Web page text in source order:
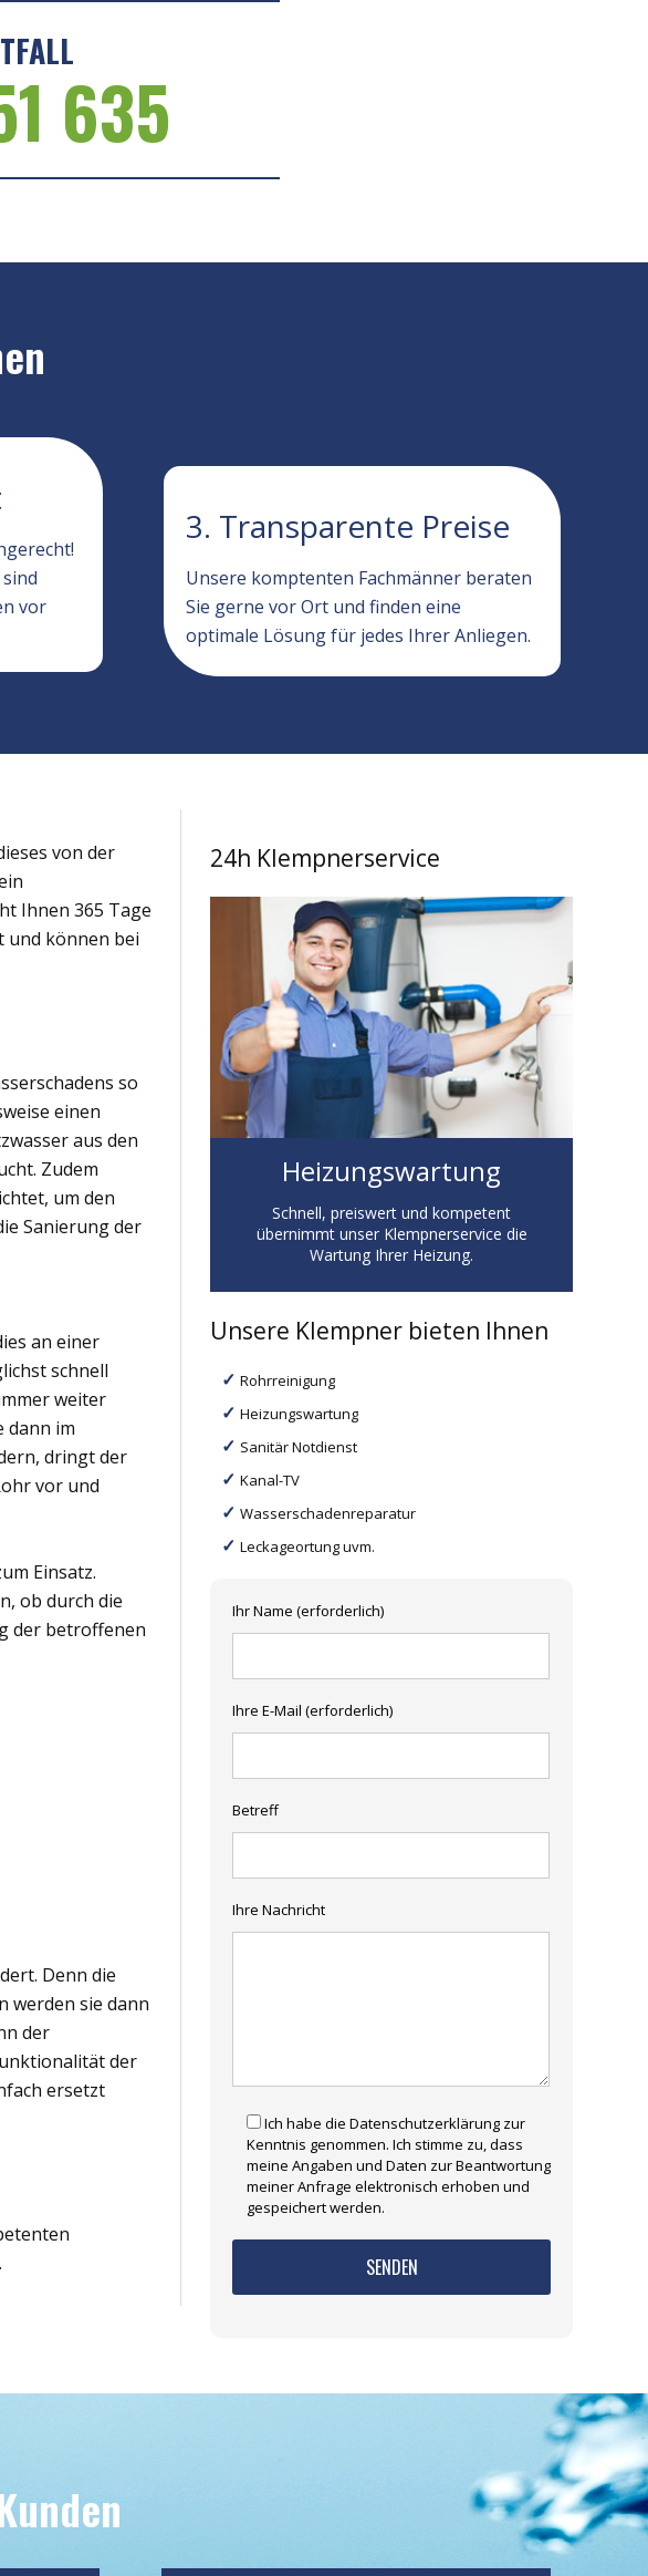
635
vor
3. Transparente Preise
Unsere komptenten Fachmänner beraten
Sie gerne vor Ort und finden eine
optimale Lösung für jedes Ihrer Anliegen.
24h Klempnerservice
Heizungswartung
Schnell, preiswert und kompetent
übernimmt unser Klempnerservice die
Wartung Ihrer Heizung.
Unsere Klempner bieten Ihnen
Rohrreinigung
Heizungswartung
Sanitär Notdienst
Kanal-TV
Wasserschadenreparatur
Leckageortung uvm.
Ihr Name (erforderlich)
Ihre E-Mail (erforderlich)
Betreff
Ihre Nachricht
Ich habe die Datenschutzerklärung zur
Kenntnis genommen. Ich stimme zu, dass
meine Angaben und Daten zur Beantwortung
meiner Anfrage elektronisch erhoben und
gespeichert werden.
von der
Ihnen 365 Tage
und können bei
so
einen
aus den
Zudem
um den
Sanierung der
an einer
schnell
weiter
dann im
dringt der
vor und
Einsatz.
ob durch die
der betroffenen
Denn die
werden sie dann
der
der
ersetzt